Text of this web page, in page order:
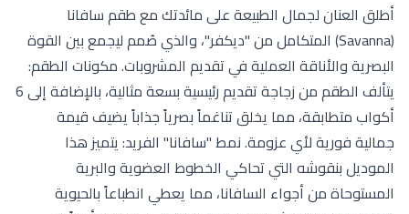
أطلق العنان لجمال الطبيعة على مائدتك مع طقم سافانا
(Savanna) المتكامل من "ديكفر"، والذي صُمم ليجمع بين القوة
البصرية والأناقة العملية في تقديم المشروبات. مكونات الطقم:
يتألف الطقم من زجاجة تقديم رئيسية بسعة مثالية، بالإضافة إلى 6
أكواب متطابقة، مما يخلق تناغماً بصرياً جذاباً يضيف قيمة
جمالية فورية لأي عزومة. نمط "سافانا" الفريد: يتميز هذا
الموديل بنقوشه التي تحاكي الخطوط العضوية والبرية
المستوحاة من أجواء السافانا، مما يعطي انطباعاً بالحيوية